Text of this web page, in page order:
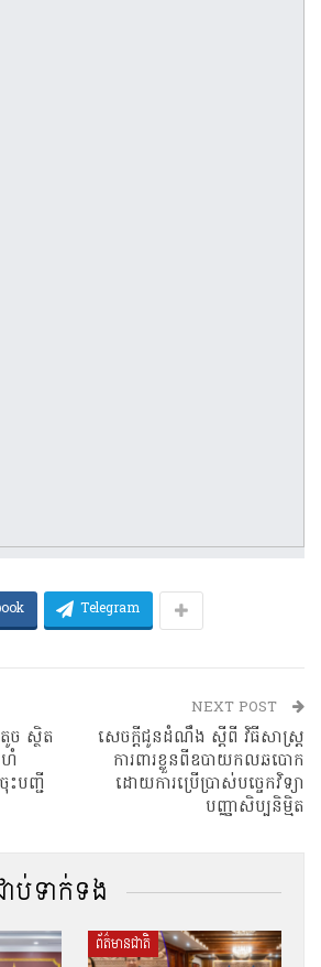
Telegram
ច ស្ថិត
ហំ
បញ្ជី
NEXT POST
សេចក្តីជូនដំណឹង ស្តីពី វិធីសាស្ត្រ
ការពារខ្លួនពីឧបាយកលឆបោក
ដោយការប្រើប្រាស់បច្ចេកវិទ្យា
បញ្ញាសិប្បនិម្មិត
ប់ទាក់ទង
ព័ត៌មានជាតិ